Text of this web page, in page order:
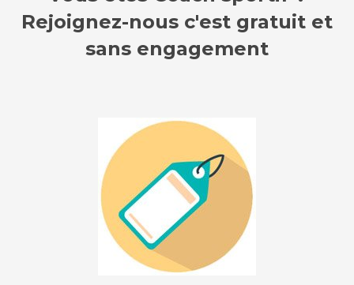
Rejoignez-nous c'est gratuit et
sans engagement